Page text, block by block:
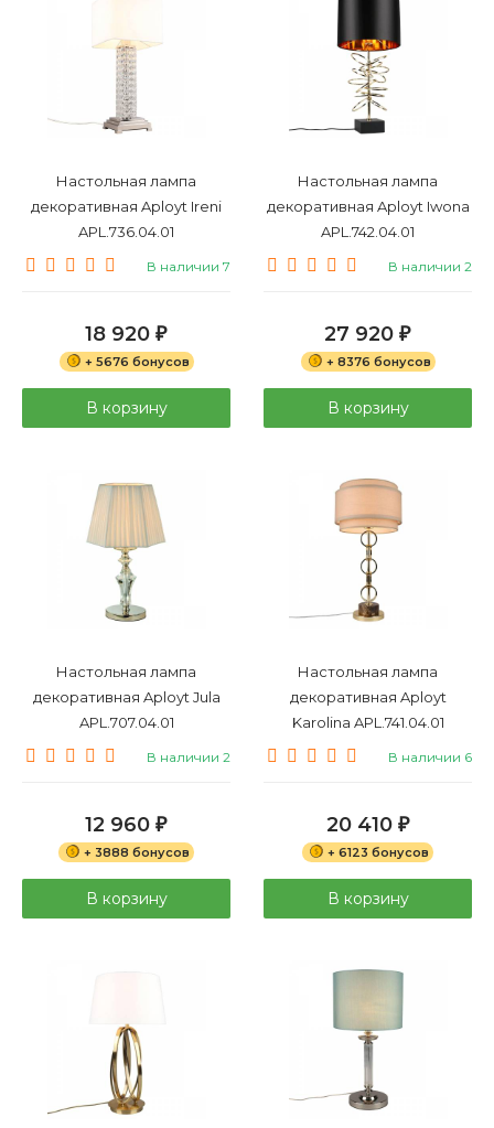
Настольная лампа
декоративная Aployt Ireni
APL.736.04.01
В наличии 7
18 920 ₽
+ 5676 бонусов
В корзину
Настольная лампа
декоративная Aployt Iwona
APL.742.04.01
В наличии 2
27 920 ₽
+ 8376 бонусов
В корзину
Настольная лампа
декоративная Aployt Jula
APL.707.04.01
В наличии 2
12 960 ₽
+ 3888 бонусов
В корзину
Настольная лампа
декоративная Aployt
Karolina APL.741.04.01
В наличии 6
20 410 ₽
+ 6123 бонусов
В корзину